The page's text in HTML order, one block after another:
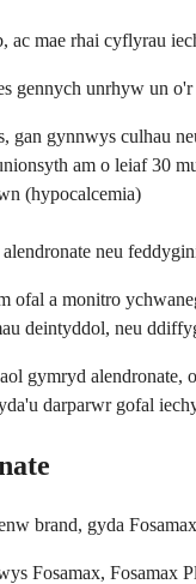
ac mae rhai cyflyrau
gennych unrhyw un
gan gynnwys culhau
am o leiaf 30
(hypocalcemia)
neu
ofal a monitro
deintyddol, neu
gymryd
darparwr gofal
brand, gyda
Fosamax,